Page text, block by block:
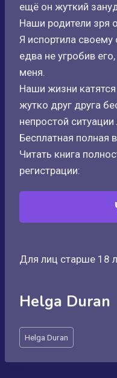
ещё он жуткий
Наши родители зря
Я испортила своему
едва не угробив
меня.
Наши жизни
жутко друг друга
непростой
Бесплатная полная
Читать книга
регистрации:
Для лиц старше 18
Helga Duran
Метки
записи:
Helga Duran